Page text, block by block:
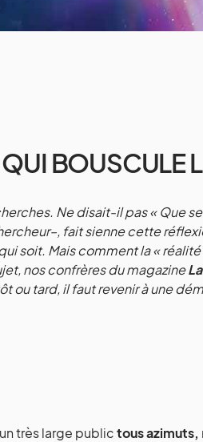
BOUSCULE
Ne disait-il pas « Que
fait sienne cette
Mais comment la «
nos confrères du magazine
ou tard, il faut revenir à une
très large publictous azimuts,